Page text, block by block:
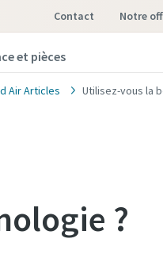
Contact notre
et pièces
Air Articles Utilisez-vous la
?